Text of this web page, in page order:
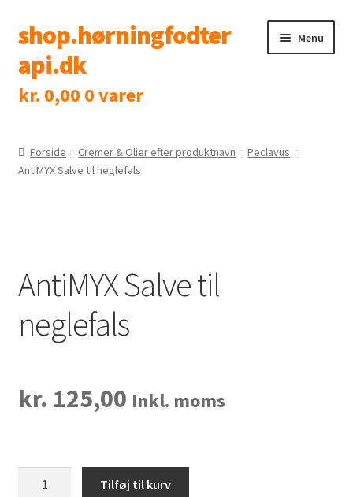
Spring
til
navigation
Spring
til
indhold
shop.hørningfodter
api.dk
Menu
Shop
Klinik
kr. 0,00 0 varer
Forside Cremer & Olier efter produktnavn
Peclavus
AntiMYX Salve til neglefals
AntiMYX Salve til
neglefals
kr. 125,00 Inkl. moms
Tilføj til kurv